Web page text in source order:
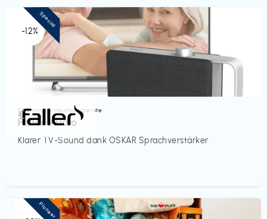
-12%
Elektronik & Haushaltsgeräte
Faller Audio
Klarer TV-Sound dank OSKAR Sprachverstärker
€‎
Special
Pioneer